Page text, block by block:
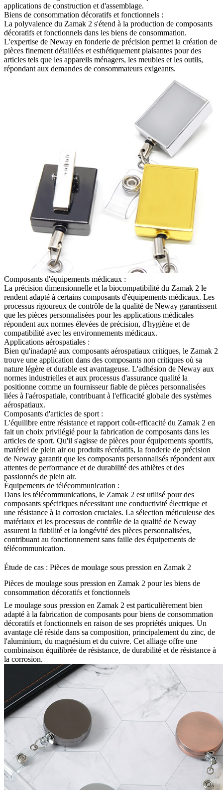
applications de construction et d'assemblage.
Biens de consommation décoratifs et fonctionnels :
La polyvalence du Zamak 2 s'étend à la production de composants
décoratifs et fonctionnels dans les biens de consommation.
L'expertise de Neway en fonderie de précision permet la création de
pièces finement détaillées et esthétiquement plaisantes pour des
articles tels que les appareils ménagers, les meubles et les outils,
répondant aux demandes de consommateurs exigeants.
Composants d'équipements médicaux :
La précision dimensionnelle et la biocompatibilité du Zamak 2 le
rendent adapté à certains composants d'équipements médicaux. Les
processus rigoureux de contrôle de la qualité de Neway garantissent
que les pièces personnalisées pour les applications médicales
répondent aux normes élevées de précision, d'hygiène et de
compatibilité avec les environnements médicaux.
Applications aérospatiales :
Bien qu'inadapté aux composants aérospatiaux critiques, le Zamak 2
trouve une application dans des composants non critiques où sa
nature légère et durable est avantageuse. L'adhésion de Neway aux
normes industrielles et aux processus d'assurance qualité la
positionne comme un fournisseur fiable de pièces personnalisées
liées à l'aérospatiale, contribuant à l'efficacité globale des systèmes
aérospatiaux.
Composants d'articles de sport :
L'équilibre entre résistance et rapport coût-efficacité du Zamak 2 en
fait un choix privilégié pour la fabrication de composants dans les
articles de sport. Qu'il s'agisse de pièces pour équipements sportifs,
matériel de plein air ou produits récréatifs, la fonderie de précision
de Neway garantit que les composants personnalisés répondent aux
attentes de performance et de durabilité des athlètes et des
passionnés de plein air.
Équipements de télécommunication :
Dans les télécommunications, le Zamak 2 est utilisé pour des
composants spécifiques nécessitant une conductivité électrique et
une résistance à la corrosion cruciales. La sélection méticuleuse des
matériaux et les processus de contrôle de la qualité de Neway
assurent la fiabilité et la longévité des pièces personnalisées,
contribuant au fonctionnement sans faille des équipements de
télécommunication.
Étude de cas : Pièces de moulage sous pression en Zamak 2
Pièces de moulage sous pression en Zamak 2 pour les biens de
consommation décoratifs et fonctionnels
Le moulage sous pression en Zamak 2 est particulièrement bien
adapté à la fabrication de composants pour biens de consommation
décoratifs et fonctionnels en raison de ses propriétés uniques. Un
avantage clé réside dans sa composition, principalement du zinc, de
l'aluminium, du magnésium et du cuivre. Cet alliage offre une
combinaison équilibrée de résistance, de durabilité et de résistance à
la corrosion.